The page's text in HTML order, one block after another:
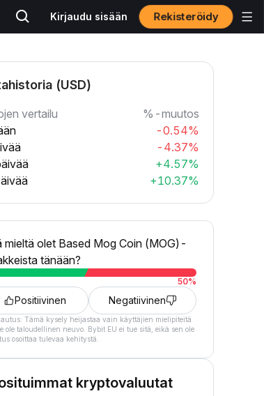
Kirjaudu sisään Rekisteröidy
(USD)
vertailu
%-muutos
-0.54%
-4.37%
+4.57%
+10.37%
mieltä olet Based Mog Coin (MOG)-
tänään?
50%
Positiivinen Negatiivinen
Tämä kysely heijastaa vain käyttäjien mielipiteitä
ole taloudellinen neuvo. Bybit EU ei tue sitä, eikä sen ole
osoittaa tulevaa kehitystä.
kryptovaluutat